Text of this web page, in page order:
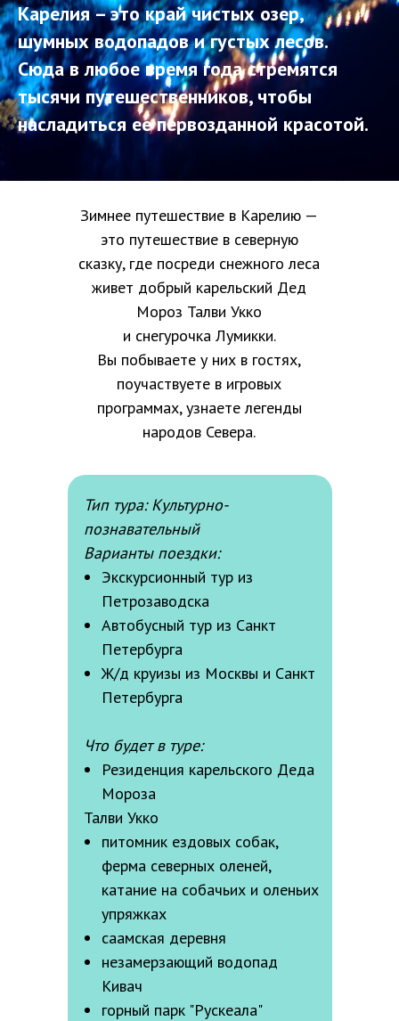
Карелия – это край чистых озер,
шумных водопадов и густых лесов.
Сюда в любое время года стремятся
тысячи путешественников, чтобы
насладиться ее первозданной красотой.
Зимнее путешествие в Карелию —
это путешествие в северную
сказку, где посреди снежного леса
живет добрый карельский Дед
Мороз Талви Укко
и снегурочка Лумикки.
Вы побываете у них в гостях,
поучаствуете в игровых
программах, узнаете легенды
народов Севера.
Тип тура: Культурно-
познавательный
Варианты поездки:
Экскурсионный тур из
Петрозаводска
Автобусный тур из Санкт
Петербурга
Ж/д круизы из Москвы и Санкт
Петербурга
Что будет в туре:
Резиденция карельского Деда
Мороза
Талви Укко
питомник ездовых собак,
ферма северных оленей,
катание на собачьих и оленьих
упряжках
саамская деревня
незамерзающий водопад
Кивач
горный парк "Рускеала"